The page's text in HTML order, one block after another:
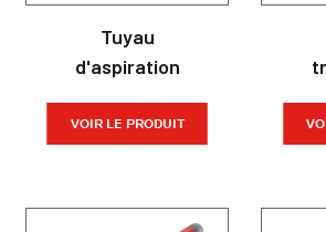
Tuyau
d'aspiration
VOIR LE PRODUIT